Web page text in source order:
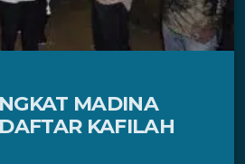
MADINA
KAFILAH